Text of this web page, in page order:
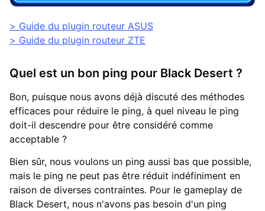
> Guide du plugin routeur ASUS
> Guide du plugin routeur ZTE
Quel est un bon ping pour Black Desert ?
Bon, puisque nous avons déjà discuté des méthodes
efficaces pour réduire le ping, à quel niveau le ping
doit-il descendre pour être considéré comme
acceptable ?
Bien sûr, nous voulons un ping aussi bas que possible,
mais le ping ne peut pas être réduit indéfiniment en
raison de diverses contraintes. Pour le gameplay de
Black Desert, nous n'avons pas besoin d'un ping